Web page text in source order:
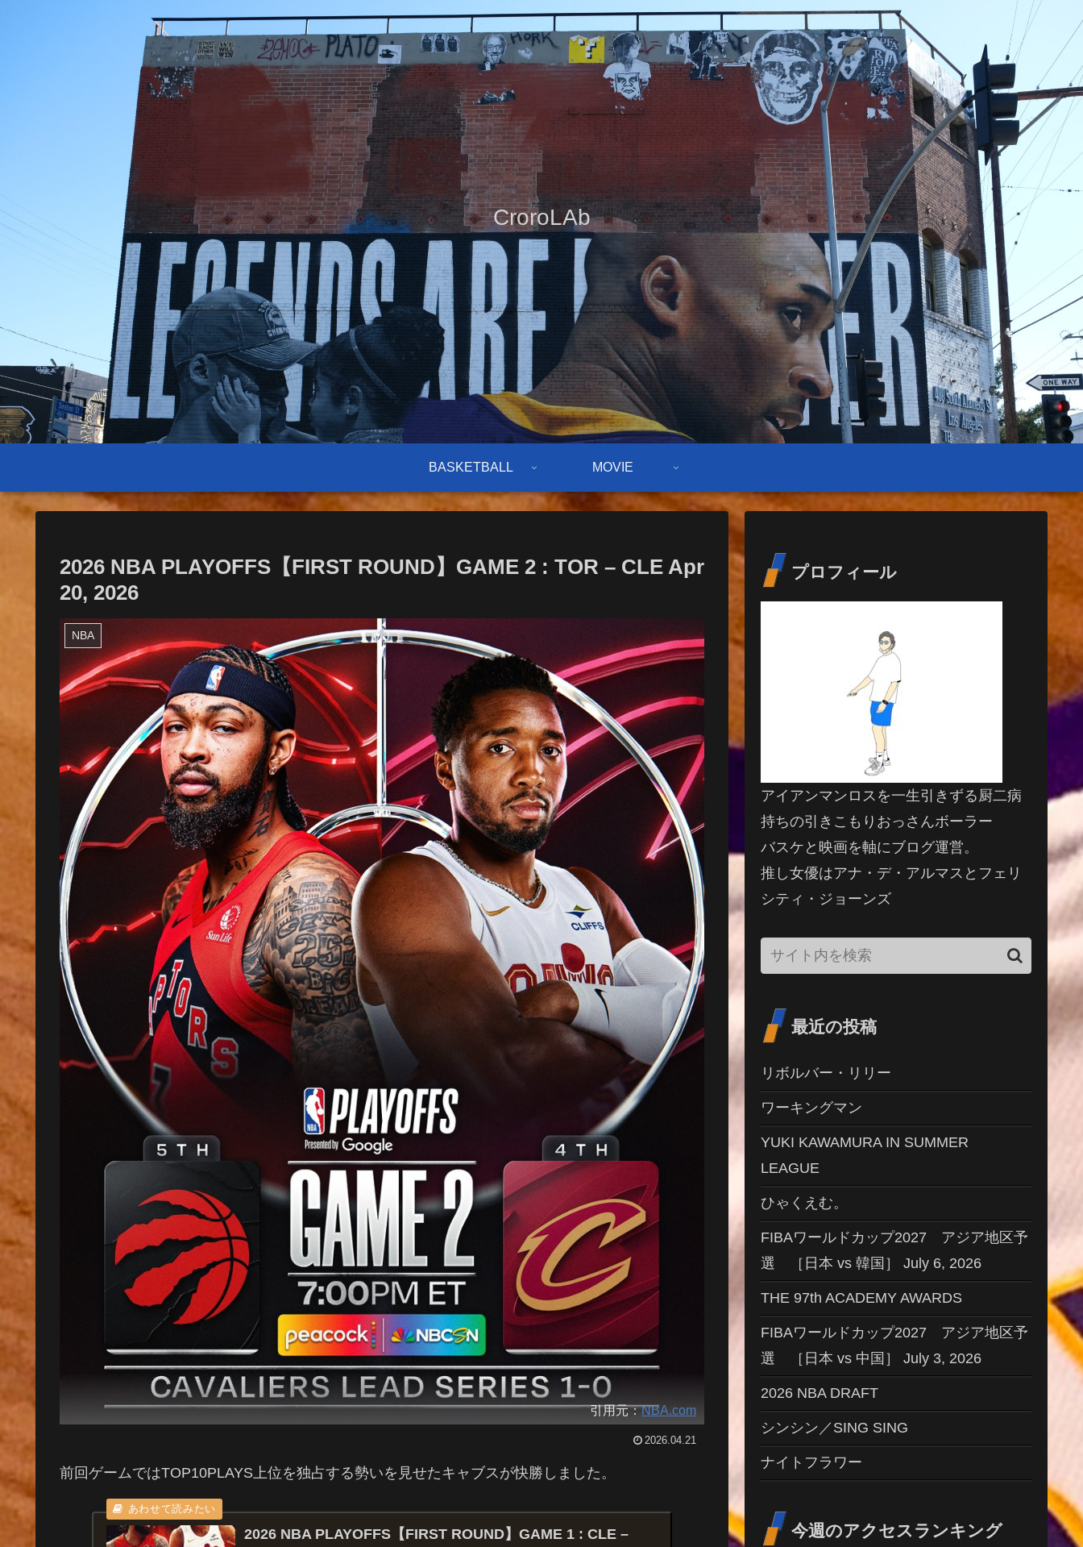
CroroLAb
BASKETBALL MOVIE
2026 NBA PLAYOFFS【FIRST ROUND】GAME 2 : TOR – CLE Apr
20, 2026
NBA
引用元：NBA.com
2026.04.21
前回ゲームではTOP10PLAYS上位を独占する勢いを見せたキャブスが快勝しました。
2026 NBA PLAYOFFS【FIRST ROUND】GAME 1 : CLE –
プロフィール
アイアンマンロスを一生引きずる厨二病
持ちの引きこもりおっさんボーラー
バスケと映画を軸にブログ運営。
推し女優はアナ・デ・アルマスとフェリ
シティ・ジョーンズ
最近の投稿
リボルバー・リリー
ワーキングマン
YUKI KAWAMURA IN SUMMER
LEAGUE
ひゃくえむ。
FIBAワールドカップ2027 アジア地区予
選 ［日本 vs 韓国］ July 6, 2026
THE 97th ACADEMY AWARDS
FIBAワールドカップ2027 アジア地区予
選 ［日本 vs 中国］ July 3, 2026
2026 NBA DRAFT
シンシン／SING SING
ナイトフラワー
今週のアクセスランキング